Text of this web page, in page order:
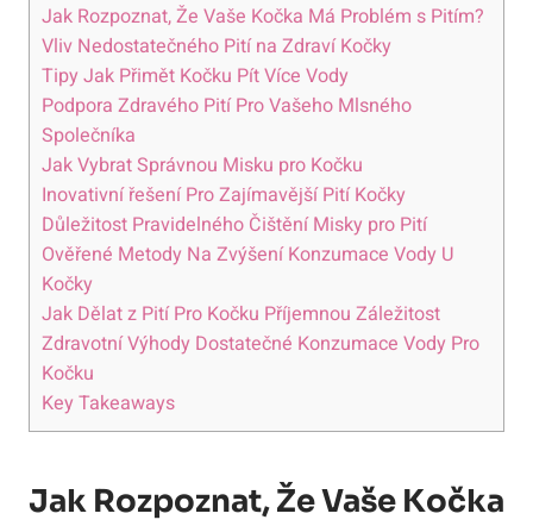
Jak Rozpoznat, Že Vaše Kočka Má Problém s Pitím?
Vliv Nedostatečného Pití na Zdraví Kočky
Tipy Jak Přimět Kočku Pít Více Vody
Podpora Zdravého Pití Pro Vašeho Mlsného
Společníka
Jak Vybrat Správnou Misku pro Kočku
Inovativní řešení Pro Zajímavější Pití Kočky
Důležitost Pravidelného Čištění Misky pro Pití
Ověřené Metody Na Zvýšení Konzumace Vody U
Kočky
Jak Dělat z Pití Pro Kočku Příjemnou Záležitost
Zdravotní Výhody Dostatečné Konzumace Vody Pro
Kočku
Key Takeaways
Jak Rozpoznat, Že Vaše Kočka